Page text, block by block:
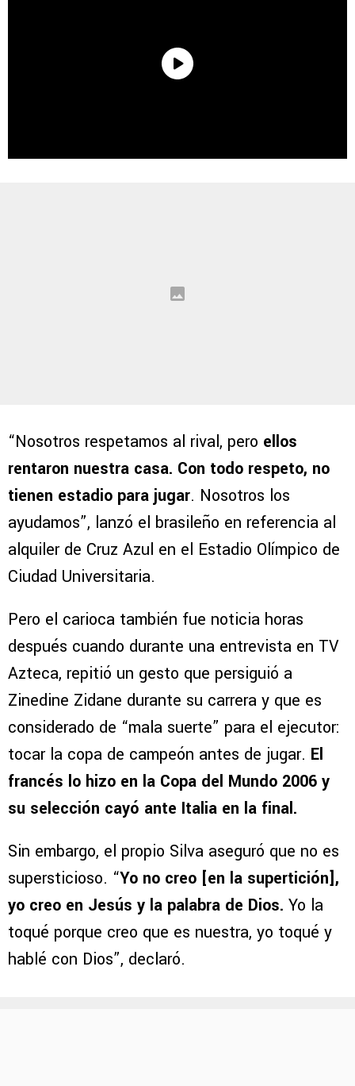
“Nosotros respetamos al rival, pero ellos
rentaron nuestra casa. Con todo respeto, no
tienen estadio para jugar. Nosotros los
ayudamos”, lanzó el brasileño en referencia al
alquiler de Cruz Azul en el Estadio Olímpico de
Ciudad Universitaria.
Pero el carioca también fue noticia horas
después cuando durante una entrevista en TV
Azteca, repitió un gesto que persiguió a
Zinedine Zidane durante su carrera y que es
considerado de “mala suerte” para el ejecutor:
tocar la copa de campeón antes de jugar. El
francés lo hizo en la Copa del Mundo 2006 y
su selección cayó ante Italia en la final.
Sin embargo, el propio Silva aseguró que no es
supersticioso. “Yo no creo [en la supertición],
yo creo en Jesús y la palabra de Dios. Yo la
toqué porque creo que es nuestra, yo toqué y
hablé con Dios”, declaró.